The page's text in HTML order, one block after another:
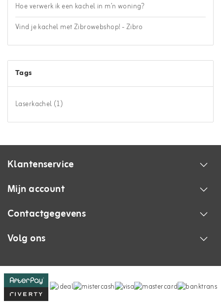
Hoe verwerk ik een kachel in m’n woning?
Vind je kachel met Zibrowebshop! - Zibro
Tags
Laserkachel (1)
Klantenservice
Mijn account
Contactgegevens
Volg ons